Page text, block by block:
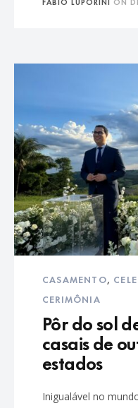
CASAMENTO,
CERIMÔNIA
Pôr do sol
casais de
estados
Inigualável no